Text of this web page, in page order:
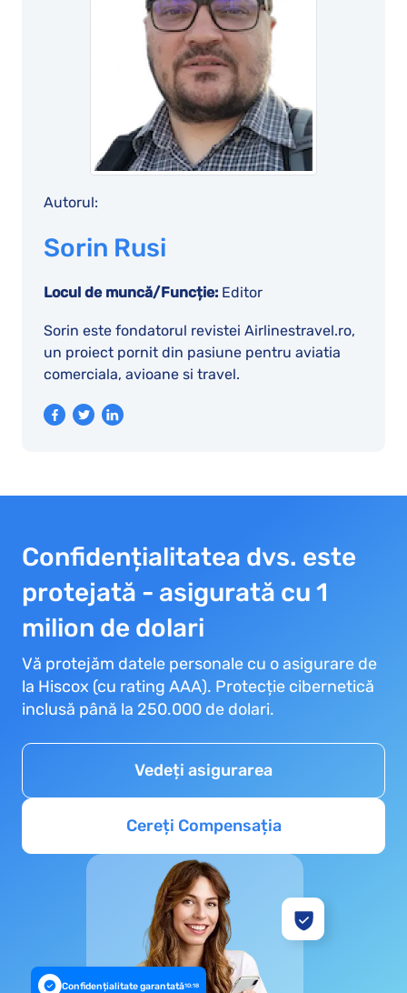
Autorul:
Sorin Rusi
Locul de muncă/Funcție: Editor
Sorin este fondatorul revistei Airlinestravel.ro,
un proiect pornit din pasiune pentru aviatia
comerciala, avioane si travel.
Confidențialitatea dvs. este
protejată - asigurată cu 1
milion de dolari
Vă protejăm datele personale cu o asigurare de
la Hiscox (cu rating AAA). Protecție cibernetică
inclusă până la 250.000 de dolari.
Vedeți asigurarea
Cereți Compensația
Confidențialitate garantată10:18